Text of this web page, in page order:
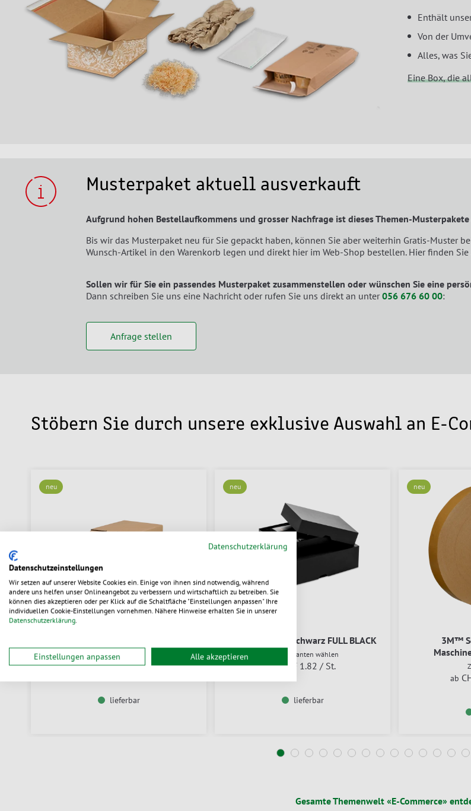
Enthält
Von der
Alles, was
Eine Box, die
Musterpaket aktuell ausverkauft
Aufgrund hohen Bestellaufkommens und grosser Nachfrage ist dieses Themen-
Bis wir das Musterpaket neu für Sie gepackt haben, können Sie aber weiterhin Gratis-Muster
Wunsch-Artikel in den Warenkorb legen und direkt hier im Web-Shop bestellen. Hier finden
Sollen wir für Sie ein passendes Musterpaket zusammenstellen oder wünschen Sie eine
Dann schreiben Sie uns eine Nachricht oder rufen Sie uns direkt an unter056 676 60 00:
Anfrage stellen
Stöbern Sie durch unsere exklusive Auswahl an E-
neu
Zum Produkt
ab CHF 45.80 / St.
lieferbar
neu
Stulpschachtel schwarz FULL BLACK
Aus 7 Varianten wählen
ab CHF 1.82 / St.
lieferbar
neu
3M™
ab
Gesamte Themenwelt «E-Commerce»
Datenschutzerklärung
Datenschutzeinstellungen
Wir setzen auf unserer Website Cookies ein. Einige von ihnen sind notwendig, während
andere uns helfen unser Onlineangebot zu verbessern und wirtschaftlich zu betreiben. Sie
können dies akzeptieren oder per Klick auf die Schaltfläche "Einstellungen anpassen" Ihre
individuellen Cookie-Einstellungen vornehmen. Nähere Hinweise erhalten Sie in unserer
Datenschutzerklärung.
Einstellungen anpassen Alle akzeptieren